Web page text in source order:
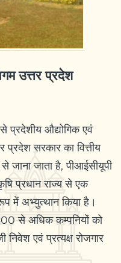
उत्तर प्रदेश
प्रदेशीय औद्योगिक एवं
प्रदेश सरकार का वित्तीय
जाना जाता है, पीआईसीयूपी
प्रधान राज्य से एक
में अभ्युत्थान किया है।
से अधिक कम्पनियों को
निवेश एवं प्रत्यक्ष रोजगार